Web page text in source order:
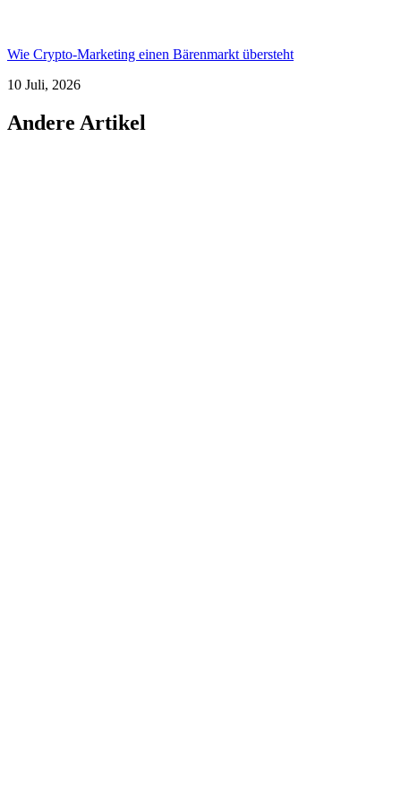
Wie Crypto-Marketing einen Bärenmarkt übersteht
10 Juli, 2026
Andere Artikel